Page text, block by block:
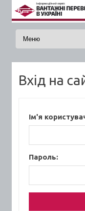
Skip to content
Вхід на
Ім'я
Пароль: